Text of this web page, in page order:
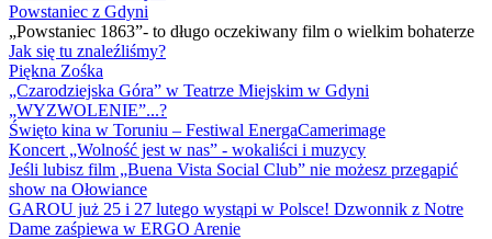
Powstaniec z Gdyni
„Powstaniec 1863”- to długo oczekiwany film o wielkim bohaterze
Jak się tu znaleźliśmy?
Piękna Zośka
„Czarodziejska Góra” w Teatrze Miejskim w Gdyni
„WYZWOLENIE”...?
Święto kina w Toruniu – Festiwal EnergaCamerimage
Koncert „Wolność jest w nas” - wokaliści i muzycy
Jeśli lubisz film „Buena Vista Social Club” nie możesz przegapić
show na Ołowiance
GAROU już 25 i 27 lutego wystąpi w Polsce! Dzwonnik z Notre
Dame zaśpiewa w ERGO Arenie